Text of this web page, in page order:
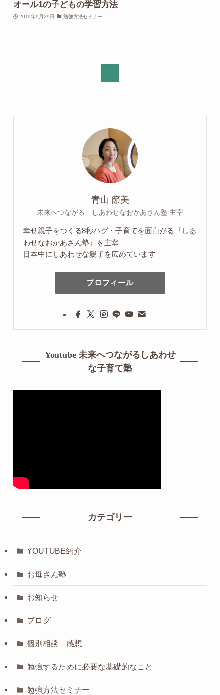
オール1の子どもの学習方法
2019年9月29日 勉強方法セミナー
1
青山 節美
未来へつながる しあわせなおかあさん塾 主宰
幸せ親子をつくる8秒ハグ・子育てを面白がる『しあ
わせなおかあさん塾』を主宰
日本中にしあわせな親子を広めています
プロフィール
Youtube 未来へつながるしあわせ
な子育て塾
カテゴリー
YOUTUBE紹介
お母さん塾
お知らせ
ブログ
個別相談 感想
勉強するために必要な基礎的なこと
勉強方法セミナー